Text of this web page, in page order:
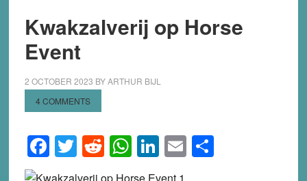
Kwakzalverij op Horse
Event
2 OCTOBER 2023 BYARTHUR BIJL
4 COMMENTS
Facebook
Twitter
Reddit
WhatsApp
LinkedIn
EmailShare